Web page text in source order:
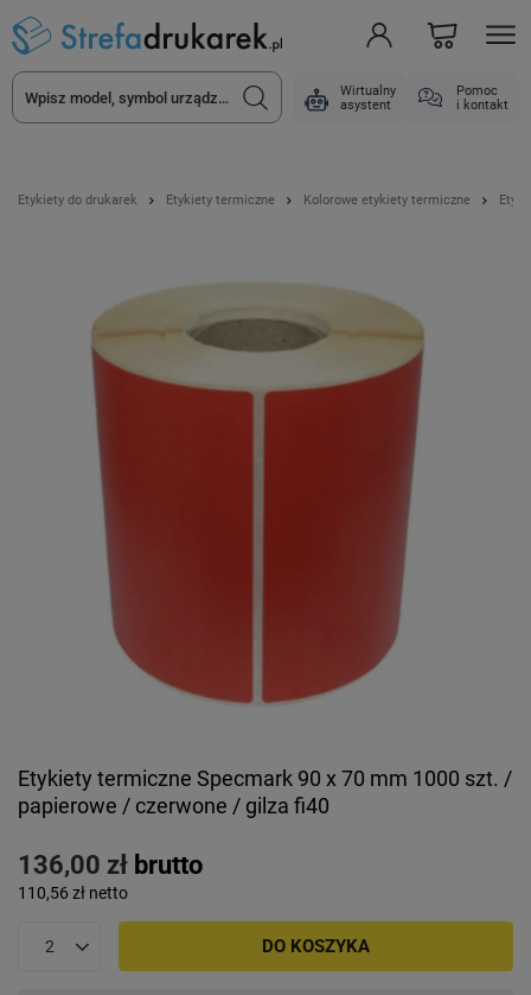
Wirtualny
asystent
Pomoc
i kontakt
Etykiety do drukarek Etykiety termiczne Kolorowe etykiety termiczne
Etykiety termiczne Specmark 90 x 70 mm 1000 szt. /
papierowe / czerwone / gilza fi40
136,00 zł brutto
110,56 zł netto
DO KOSZYKA